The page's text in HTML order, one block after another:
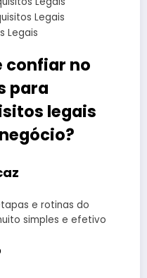
confiar no
para
legais
e rotinas do
simples e efetivo